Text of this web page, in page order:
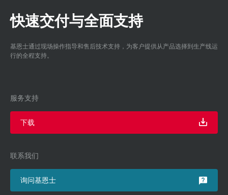
快速交付与全面支持
基恩士通过现场操作指导和售后技术支持，为客户提供从产品选择到生产线运
行的全程支持。
服务支持
下载
联系我们
询问基恩士